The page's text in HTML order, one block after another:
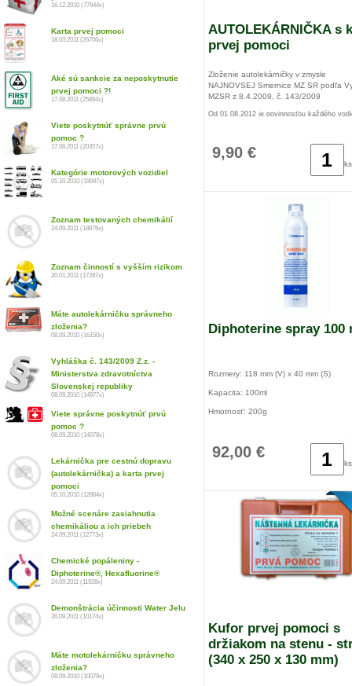
AUTOLEKÁRNIČKA s
prvej pomoci
Zloženie autolekárničky v zmysle
NAJNOVSEJ Smernice MZ SR podľa
MZSR z 8.4.2009, č. 143/2009
Od 01.08.2012 je povinnosťou každého
9,90 €
ks
Diphoterine spray 100
Rozmery: 118 mm (V) x 40 mm (S)
Kapacita: 100ml
Hmotnosť: 200g
Doba použiteľnosti: 1 rok
Maximálne zdržanie pred
92,00 €
ks
Kufor prvej pomoci s
držiakom na stenu -
(340 x 250 x 130 mm)
16.12.2010 (77944x)
Karta prvej pomoci
18.03.2011 (26706x)
Aké sú sankcie za neposkytnutie
prvej pomoci ?!
17.08.2011 (25894x)
Viete poskytnúť správne prvú
pomoc ?
17.08.2011 (20357x)
Kategórie motorových vozidiel
05.10.2010 (19047x)
Zoznam testovaných chemikálií
24.09.2011 (18876x)
Zoznam činností s vyšším rizikom
20.01.2011 (17287x)
Máte autolekárničku správneho
zloženia?
08.09.2010 (16150x)
Vyhláška č. 143/2009 Z.z. -
Ministerstva zdravotníctva
Slovenskej republiky
08.09.2010 (14977x)
Viete správne poskytnúť prvú
pomoc ?
08.09.2010 (14078x)
Lekárnička pre cestnú dopravu
(autolekárnička) a karta prvej
pomoci
05.10.2010 (12864x)
Možné scenáre zasiahnutia
chemikáliou a ich priebeh
24.09.2011 (12773x)
Chemické popáleniny -
Diphoterine®, Hexafluorine®
24.09.2011 (11928x)
Demonštrácia účinnosti Water Jelu
26.09.2011 (10174x)
Máte motolekárničku správneho
zloženia?
08.09.2010 (10078x)